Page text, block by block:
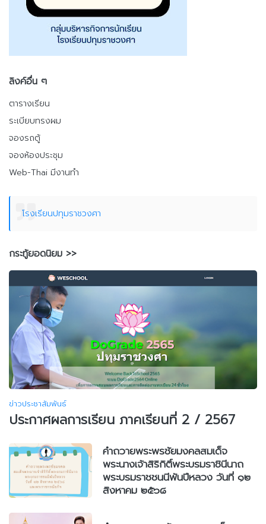
ลิงค์อื่น ๆ
ตารางเรียน
ระเบียบทรงผม
จองรถตู้
จองห้องประชุม
Web-Thai มีงานทำ
โรงเรียนปทุมราชวงศา
กระทู้ยอดนิยม >>
ข่าวประชาสัมพันธ์
ประกาศผลการเรียน ภาคเรียนที่ 2 / 2567
คำถวายพระพรชัยมงคลสมเด็จ
พระนางเจ้าสิริกิติ์พระบรมราชินีนาถ
พระบรมราชชนนีพันปีหลวง วันที่ ๑๒
สิงหาคม ๒๕๖๘